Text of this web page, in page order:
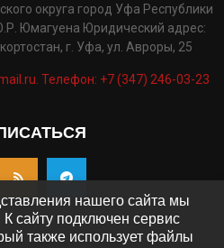
округа город Уфа Республики
Юмагуена Юридический адрес:
г. Уфа, ул. Авроры, 25
Телефон: +7 (347) 246-03-23
нашего сайта мы
сайту подключен сервис
также использует файлы